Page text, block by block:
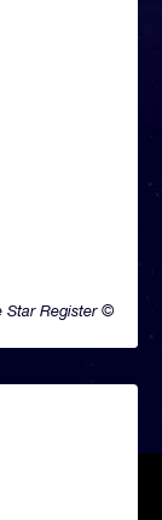
Star Register ©